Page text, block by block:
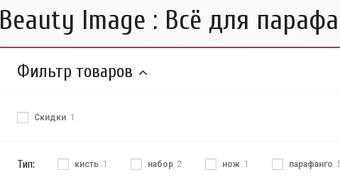
Beauty Image : Всё для
Фильтр товаров
Скидки 1
Тип: кисть 1 набор 2 нож 1 парафанго